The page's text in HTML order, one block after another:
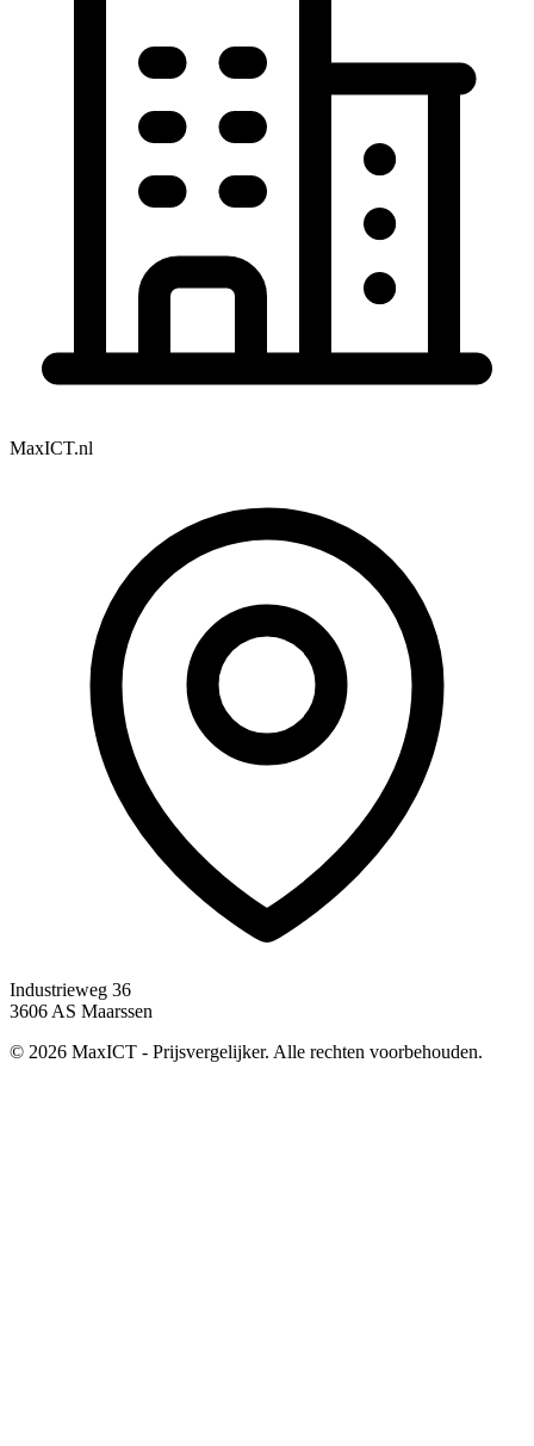
MaxICT.nl
Industrieweg 36
3606 AS Maarssen
© 2026 MaxICT - Prijsvergelijker. Alle rechten voorbehouden.